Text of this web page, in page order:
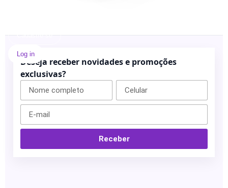
somos
Lojas
Próprias
Blau
Farmacêutica
Cristália
Categorias
Biorremodelador
Cadastre-se
Log in
Deseja receber novidades e promoções
exclusivas?
Receber